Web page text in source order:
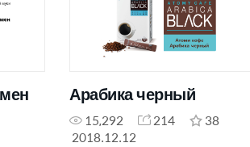
Арабика черный
15,292 214
38
2018.12.12